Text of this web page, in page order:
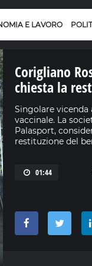
E LAVORO
Corigliano
chiesta la
Singolare vicenda
vaccinale. La
Palasport,
restituzione del
01:44